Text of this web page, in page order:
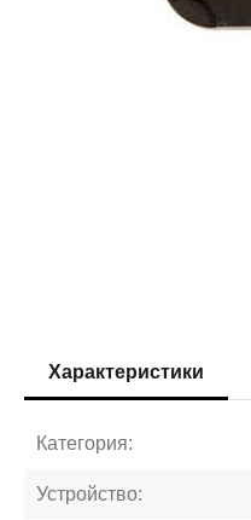
Характеристики
Категория:
Устройство: